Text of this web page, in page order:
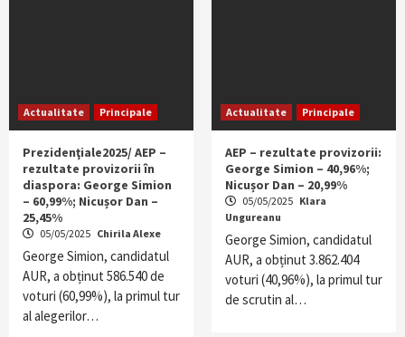
Actualitate Principale
Prezidenţiale2025/ AEP –
rezultate provizorii în
diaspora: George Simion
– 60,99%; Nicușor Dan –
25,45%
05/05/2025 Chirila Alexe
George Simion, candidatul
AUR, a obținut 586.540 de
voturi (60,99%), la primul tur
al alegerilor…
Actualitate Principale
AEP – rezultate provizorii:
George Simion – 40,96%;
Nicușor Dan – 20,99%
05/05/2025 Klara
Ungureanu
George Simion, candidatul
AUR, a obținut 3.862.404
voturi (40,96%), la primul tur
de scrutin al…